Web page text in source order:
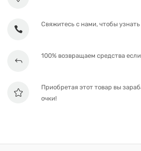
Свяжитесь с нами, чтобы
100% возвращаем средства
Приобретая этот товар вы
очки!